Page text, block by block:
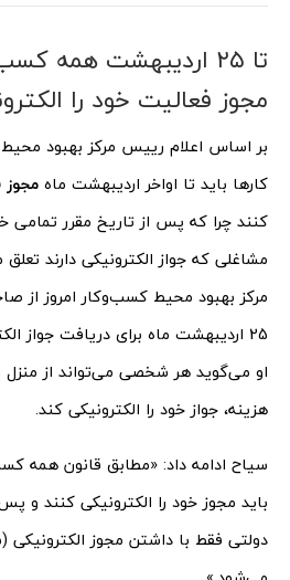
تا ۲۵ اردیبهشت همه
مجوز فعالیت خود را
بر اساس اعلام رییس مرکز بهبود
کارها باید تا اواخر اردیبهشت ماهمجوز
کنند چرا که پس از تاریخ مقرر
مشاغلی که جواز الکترونیکی دارند
مرکز بهبود محیط کسب‌وکار امروز از
25 اردیبهشت ماه برای دریافت جواز
او می‌گوید هر شخصی می‌تواند از منزل
هزینه، جواز خود را الکترونیکی کند.
باید مجوز خود را الکترونیکی کنند و
دولتی فقط با داشتن مجوز الکترونیکی